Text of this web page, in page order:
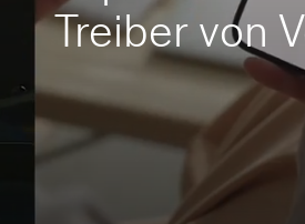
Treiber von